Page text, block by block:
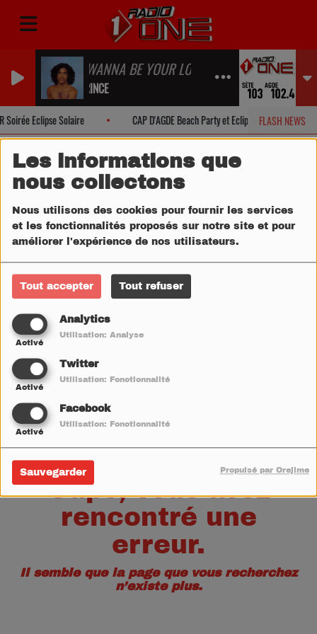
Les informations que
nous collectons
Nous utilisons des cookies pour fournir les services
et les fonctionnalités proposés sur notre site et pour
améliorer l'expérience de nos utilisateurs.
Tout accepter Tout refuser
Analytics
Activé
Utilisation: Analyse
Twitter
Activé
Utilisation: Fonctionnalité
Facebook
Activé
Utilisation: Fonctionnalité
Sauvegarder Propulsé par Orejime
I WANNA BE YOUR LOVER
PRINCE
FLASH NEWS
Soirée Eclipse Solaire CAP D'AGDE Beach Party et Eclipse Solaire
Oups, vous avez
rencontré une
erreur.
Il semble que la page que vous recherchez
n’existe plus.